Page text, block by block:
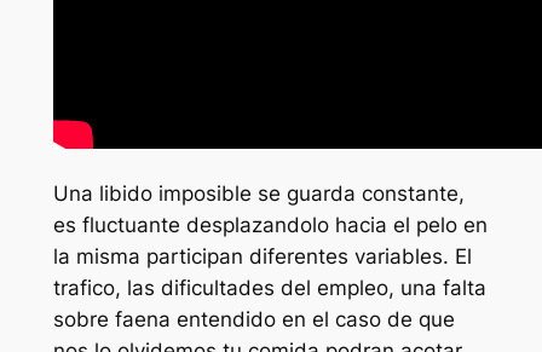
Una libido imposible se guarda constante,
es fluctuante desplazandolo hacia el pelo en
la misma participan diferentes variables. El
trafico, las dificultades del empleo, una falta
sobre faena entendido en el caso de que